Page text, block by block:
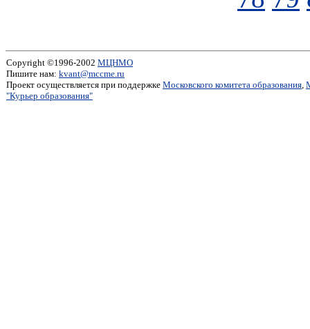
Copyright ©1996-2002 МЦНМО
Пишите нам: kvant@mccme.ru
Проект осуществляется при поддержке Московского комитета образования,
"Курьер образования"